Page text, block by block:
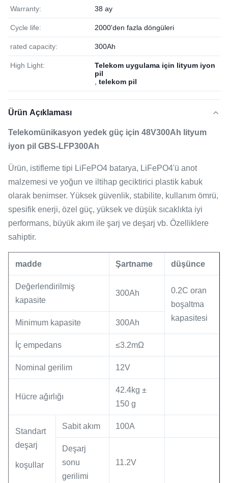
Warranty: 38 ay
Cycle life: 2000'den fazla döngüleri
rated capacity: 300Ah
High Light:
Telekom uygulama için lityum iyon
pil
telekom pil
Ürün Açıklaması
Telekomünikasyon yedek güç için 48V300Ah lityum
iyon pil GBS-LFP300Ah
Ürün, istifleme tipi LiFePO4 batarya, LiFePO4'ü anot
malzemesi ve yoğun ve iltihap geciktirici plastik kabuk
olarak benimser. Yüksek güvenlik, stabilite, kullanım ömrü,
spesifik enerji, özel güç, yüksek ve düşük sıcaklıkta iyi
performans, büyük akım ile şarj ve deşarj vb. Özelliklere
sahiptir.
madde Şartname düşünce
Değerlendirilmiş
kapasite
300Ah
0.2C oran
boşaltma
kapasitesi
Minimum kapasite 300Ah
İç empedans ≤3.2mΩ
Nominal gerilim 12V
Hücre ağırlığı
42.4kg ±
150 g
Standart
deşarj
koşullar
Sabit akım 100A
Deşarj
sonu
gerilimi
11.2V